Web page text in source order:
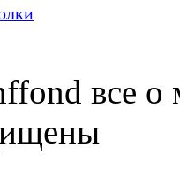
все о